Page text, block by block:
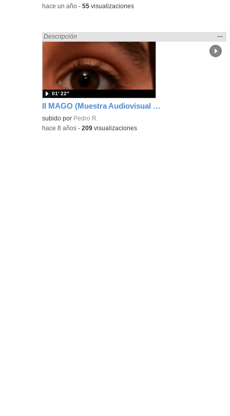
-hace un año -55 visualizaciones
II MAGO (Muestra Audiovisual del Gasset y Ortega)
Encontrado «realista» en:
Descripción
la
…
subido por Pedro R.
01′ 22″
-hace 8 años -209 visualizaciones